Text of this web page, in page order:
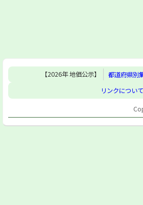
【2026年 地価公示】 都道府県別
リンクについて